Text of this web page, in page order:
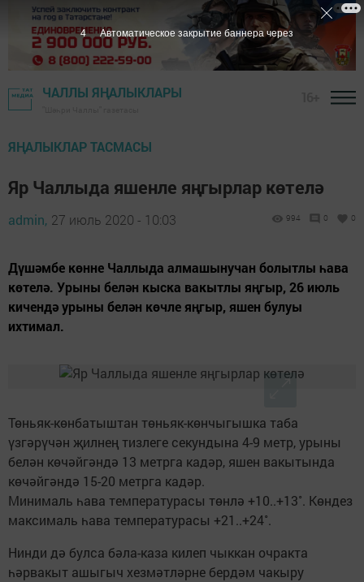
ЧАЛЛЫ ЯҢАЛЫКЛАРЫ
ЯҢАЛЫКЛАР ТАСМАСЫ
Яр Чаллыда яшенле яңгырлар көтелә
admin, 27 июль 2020 - 10:03 994 0 0
Дүшәмбе көнне Чаллыда алмашынучан болытлы һава
көтелә. Урыны белән кыска вакытлы яңгыр, 26 июль
кичендә урыны белән көчле яңгыр, яшен булуы
ихтимал.
Төньяк-көнбатыштан төньяк-көнчыгышка таба
үзгәрүчән җилнең тизлеге секундына 4-9 метр, урыны
белән көчәйгәндә 13 метрга кадәр, яшен вакытында
көчәйгәндә 15-20 метрга кадәр.
Минималь һава температурасы төнлә +10..+13˚. Көндез
максималь һава температурасы +21..+24˚.
Нинди дә булса бәла-каза килеп чыккан очракта
һәрвакыт ашыгыч хезмәтләрне бердәм чакыру
3 Автоматическое закрытие баннера через